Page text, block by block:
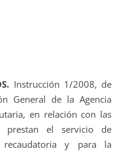
Instrucción 1/2008, de
General de la Agencia
en relación con las
el servicio de
y para la